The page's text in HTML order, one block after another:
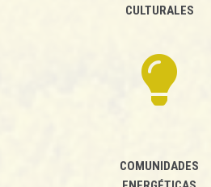
CULTURALES
COMUNIDADES